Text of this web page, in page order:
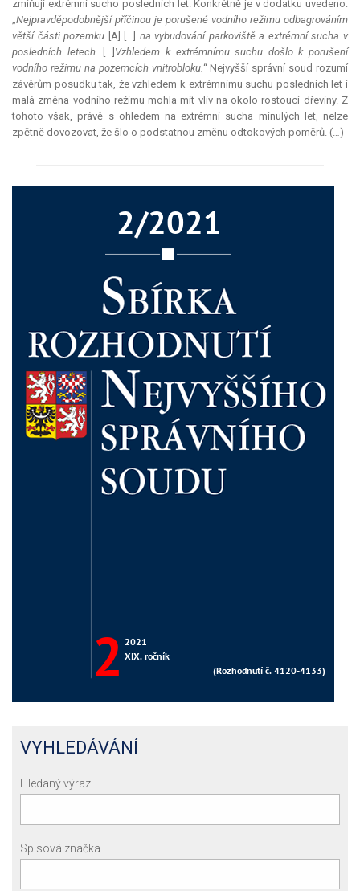
zmiňují extrémní sucho posledních let. Konkrétně je v dodatku uvedeno:
„Nejpravděpodobnější příčinou je porušené vodního režimu odbagrováním
větší části pozemku [A] […] na vybudování parkoviště a extrémní sucha v
posledních letech.
[…] Vzhledem k extrémnímu suchu došlo k porušení
vodního režimu na pozemcích vnitrobloku.“ Nejvyšší správní soud rozumí
závěrům posudku tak, že vzhledem k extrémnímu suchu posledních let i
malá změna vodního režimu mohla mít vliv na okolo rostoucí dřeviny. Z
tohoto však, právě s ohledem na extrémní sucha minulých let, nelze
zpětně dovozovat, že šlo o podstatnou změnu odtokových poměrů. (…)
VYHLEDÁVÁNÍ
Hledaný výraz
Spisová značka